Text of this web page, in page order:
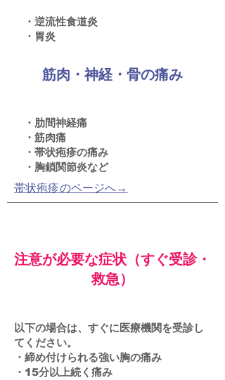
・逆流性食道炎
・胃炎
筋肉・神経・骨の痛み
・肋間神経痛
・筋肉痛
​・帯状疱疹の痛み
​・胸鎖関節炎など
帯状疱疹のページへ→
注意が必要な症状（すぐ受診・
救急）
以下の場合は、すぐに医療機関を受診し
てください。
・締め付けられる強い胸の痛み
・15分以上続く痛み